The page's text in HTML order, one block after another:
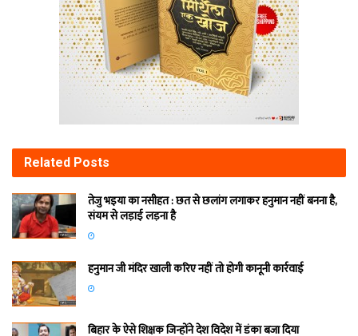
Related Posts
तेजु भइया का नसीहत : छत से छलांग लगाकर हनुमान नहीं बनना है,
संयम से लड़ाई लड़ना है
हनुमान जी मंदिर खाली करिए नहीं तो होगी कानूनी कार्रवाई
बिहार के ऐसे शिक्षक जिन्होंने देश विदेश में डंका बजा दिया